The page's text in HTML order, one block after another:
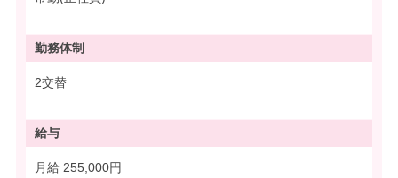
勤務体制
2交替
給与
月給 255,000円